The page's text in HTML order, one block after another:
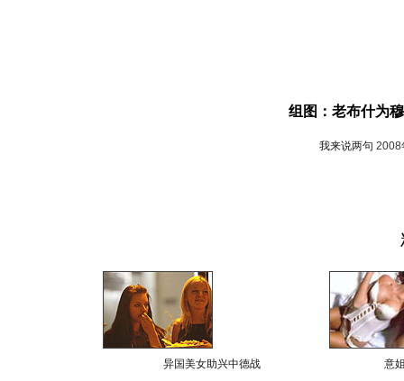
组图：老布什为
我来说两句 2008
异国美女助兴中德战 意